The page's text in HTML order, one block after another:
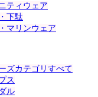
ティウェア
下駄
マリンウェア
ズカテゴリすべて
ス
ル